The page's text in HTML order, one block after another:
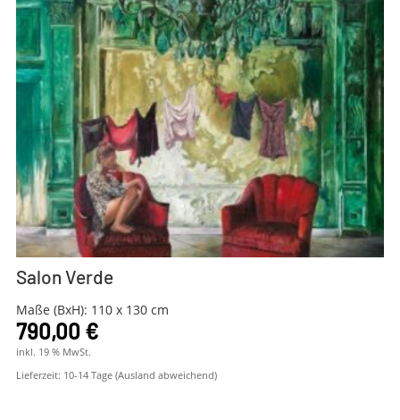
Salon Verde
Maße (BxH): 110 x 130 cm
790,00 €
inkl. 19 % MwSt.
Lieferzeit: 10-14 Tage (Ausland abweichend)